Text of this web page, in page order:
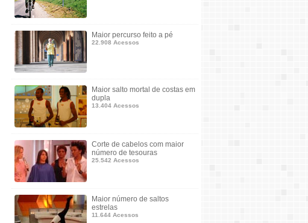
Maior percurso feito a pé
22.908 Acessos
Maior salto mortal de costas em
dupla
13.404 Acessos
Corte de cabelos com maior
número de tesouras
25.542 Acessos
Maior número de saltos
estrelas
11.644 Acessos